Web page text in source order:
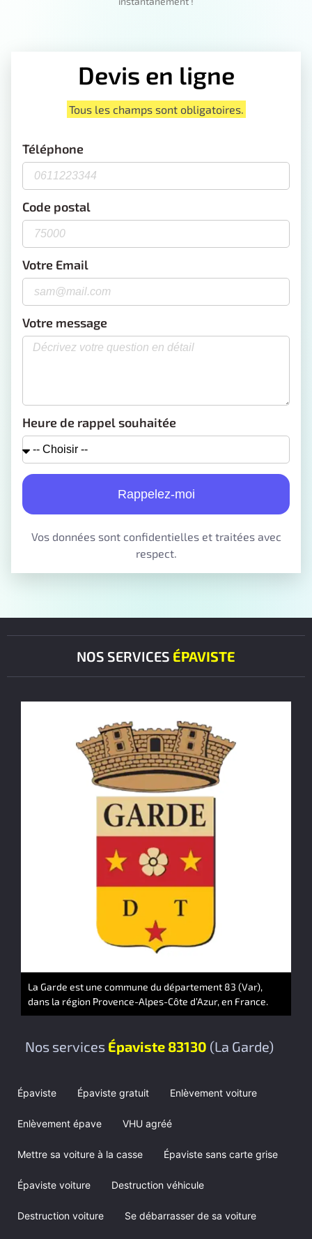
Devis en ligne
Tous les champs sont obligatoires.
Téléphone
Code postal
Votre Email
Votre message
Heure de rappel souhaitée
Rappelez-moi
Vos données sont confidentielles et traitées avec
respect.
NOS SERVICES ÉPAVISTE
Nos services Épaviste 83130 (La Garde)
Épaviste Épaviste gratuit Enlèvement voiture
Enlèvement épave VHU agréé
Mettre sa voiture à la casse Épaviste sans carte grise
Épaviste voiture Destruction véhicule
Destruction voiture Se débarrasser de sa voiture
La Garde est une commune du département 83 (Var),
dans la région Provence-Alpes-Côte d’Azur, en France.